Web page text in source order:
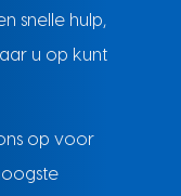
snelle hulp,
u op kunt
op voor